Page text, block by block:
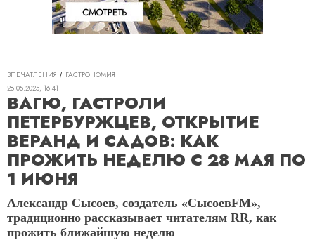
ВПЕЧАТЛЕНИЯ
ГАСТРОНОМИЯ
28.05.2025, 16:41
ВАГЮ, ГАСТРОЛИ
ПЕТЕРБУРЖЦЕВ, ОТКРЫТИЕ
ВЕРАНД И САДОВ: КАК
ПРОЖИТЬ НЕДЕЛЮ С 28 МАЯ ПО
1 ИЮНЯ
Александр Сысоев, создатель «СысоевFM»,
традиционно рассказывает читателям RR, как
прожить ближайшую неделю